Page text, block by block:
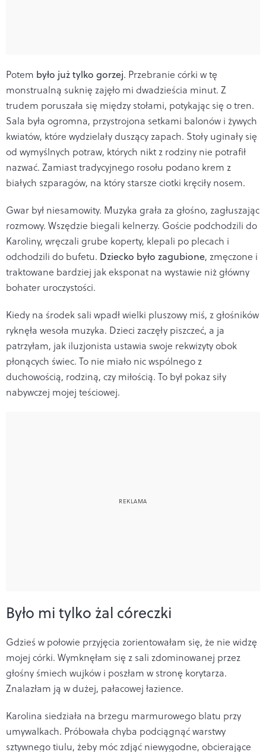
Potem było już tylko gorzej. Przebranie córki w tę
monstrualną suknię zajęło mi dwadzieścia minut. Z
trudem poruszała się między stołami, potykając się o tren.
Sala była ogromna, przystrojona setkami balonów i żywych
kwiatów, które wydzielały duszący zapach. Stoły uginały się
od wymyślnych potraw, których nikt z rodziny nie potrafił
nazwać. Zamiast tradycyjnego rosołu podano krem z
białych szparagów, na który starsze ciotki kręciły nosem.
Gwar był niesamowity. Muzyka grała za głośno, zagłuszając
rozmowy. Wszędzie biegali kelnerzy. Goście podchodzili do
Karoliny, wręczali grube koperty, klepali po plecach i
odchodzili do bufetu. Dziecko było zagubione, zmęczone i
traktowane bardziej jak eksponat na wystawie niż główny
bohater uroczystości.
Kiedy na środek sali wpadł wielki pluszowy miś, z głośników
ryknęła wesoła muzyka. Dzieci zaczęły piszczeć, a ja
patrzyłam, jak iluzjonista ustawia swoje rekwizyty obok
płonących świec. To nie miało nic wspólnego z
duchowością, rodziną, czy miłością. To był pokaz siły
nabywczej mojej teściowej.
Było mi tylko żal córeczki
Gdzieś w połowie przyjęcia zorientowałam się, że nie widzę
mojej córki. Wymknęłam się z sali zdominowanej przez
głośny śmiech wujków i poszłam w stronę korytarza.
Znalazłam ją w dużej, pałacowej łazience.
Karolina siedziała na brzegu marmurowego blatu przy
umywalkach. Próbowała chyba podciągnąć warstwy
sztywnego tiulu, żeby móc zdjąć niewygodne, obcierające